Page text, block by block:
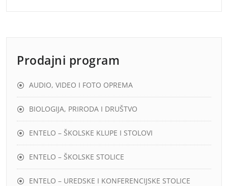
Prodajni program
AUDIO, VIDEO I FOTO OPREMA
BIOLOGIJA, PRIRODA I DRUŠTVO
ENTELO – ŠKOLSKE KLUPE I STOLOVI
ENTELO – ŠKOLSKE STOLICE
ENTELO – UREDSKE I KONFERENCIJSKE STOLICE